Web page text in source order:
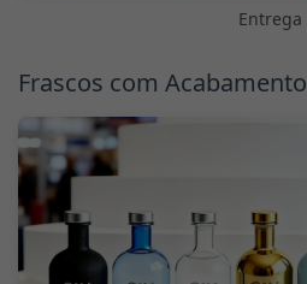
Entrega
Frascos com Acabamento